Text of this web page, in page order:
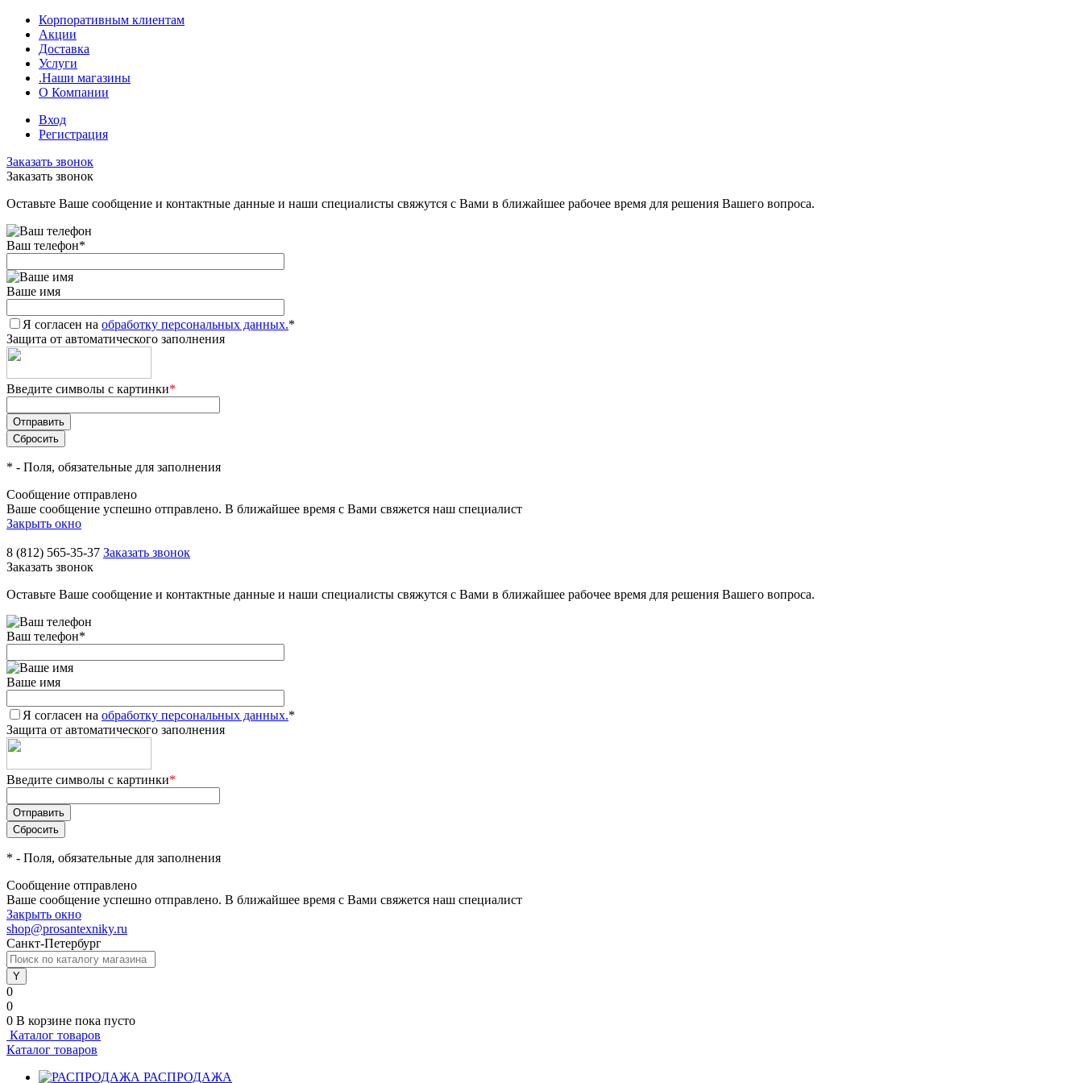
Корпоративным клиентам
Акции
Доставка
Услуги
.Наши магазины
О Компании
Вход
Регистрация
Заказать звонок
Заказать звонок
Оставьте Ваше сообщение и контактные данные и наши специалисты свяжутся с Вами в ближайшее рабочее время для решения Вашего вопроса.
Ваш телефон*
Ваше имя
Я согласен на обработку персональных данных.*
Защита от автоматического заполнения
Введите символы с картинки*
* - Поля, обязательные для заполнения
Сообщение отправлено
Ваше сообщение успешно отправлено. В ближайшее время с Вами свяжется наш специалист
Закрыть окно
8 (812) 565-35-37 Заказать звонок
Заказать звонок
Оставьте Ваше сообщение и контактные данные и наши специалисты свяжутся с Вами в ближайшее рабочее время для решения Вашего вопроса.
Ваш телефон*
Ваше имя
Я согласен на обработку персональных данных.*
Защита от автоматического заполнения
Введите символы с картинки*
* - Поля, обязательные для заполнения
Сообщение отправлено
Ваше сообщение успешно отправлено. В ближайшее время с Вами свяжется наш специалист
Закрыть окно
shop@prosantexniky.ru
Санкт-Петербург
0
0
0 В корзине пока пусто
Каталог товаров
Каталог товаров
РАСПРОДАЖА